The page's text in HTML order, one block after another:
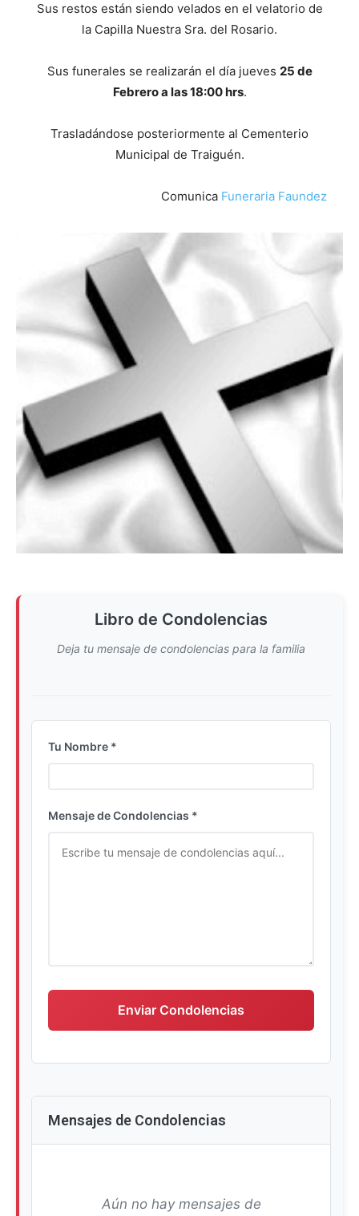
Sus restos están siendo velados en el velatorio de
la Capilla Nuestra Sra. del Rosario.
Sus funerales se realizarán el día jueves 25 de
Febrero a las 18:00 hrs.
Trasladándose posteriormente al Cementerio
Municipal de Traiguén.
Comunica Funeraria Faundez
Libro de Condolencias
Deja tu mensaje de condolencias para la familia
Tu Nombre *
Mensaje de Condolencias *
Enviar Condolencias
Mensajes de Condolencias
Aún no hay mensajes de